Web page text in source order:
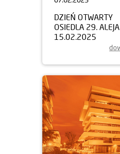
DZIEŃ OTWARTY
OSIEDLA 29. ALEJA
15.02.2025